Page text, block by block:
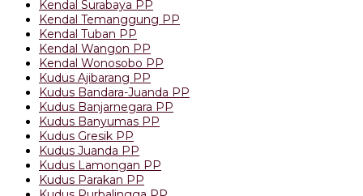
Kendal Surabaya PP
Kendal Temanggung PP
Kendal Tuban PP
Kendal Wangon PP
Kendal Wonosobo PP
Kudus Ajibarang PP
Kudus Bandara-Juanda PP
Kudus Banjarnegara PP
Kudus Banyumas PP
Kudus Gresik PP
Kudus Juanda PP
Kudus Lamongan PP
Kudus Parakan PP